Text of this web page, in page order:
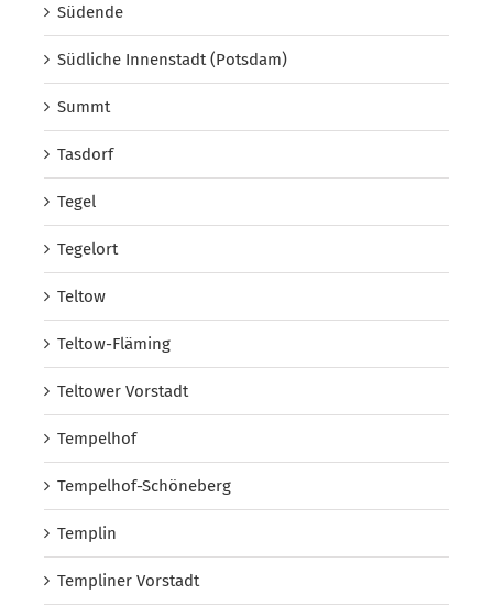
Südende
Südliche Innenstadt (Potsdam)
Summt
Tasdorf
Tegel
Tegelort
Teltow
Teltow-Fläming
Teltower Vorstadt
Tempelhof
Tempelhof-Schöneberg
Templin
Templiner Vorstadt